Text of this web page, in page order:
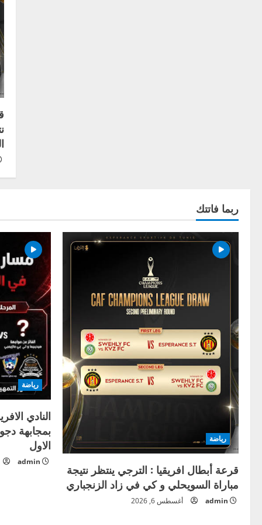
ربما فاتتك
رياضة
قرعة أبطال افريقيا : الترجي ينتظر نتيجة
مباراة السويحلي و كي في زاد الزنجباري
admin أغسطس 6, 2026
رياضة
النادي
بمجابهة
الاول
admin